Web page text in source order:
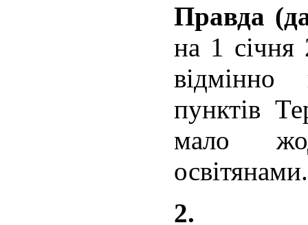
Правда
на 1 січня
пунктів
мало
освітянами.
2.